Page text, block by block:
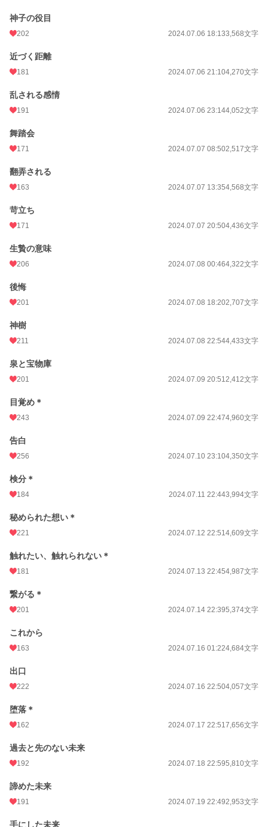
神子の役目
202 2024.07.06 18:133,568文字
近づく距離
181 2024.07.06 21:104,270文字
乱される感情
191 2024.07.06 23:144,052文字
舞踏会
171 2024.07.07 08:502,517文字
翻弄される
163 2024.07.07 13:354,568文字
苛立ち
171 2024.07.07 20:504,436文字
生贄の意味
206 2024.07.08 00:464,322文字
後悔
201 2024.07.08 18:202,707文字
神樹
211 2024.07.08 22:544,433文字
泉と宝物庫
201 2024.07.09 20:512,412文字
目覚め＊
243 2024.07.09 22:474,960文字
告白
256 2024.07.10 23:104,350文字
検分＊
184 2024.07.11 22:443,994文字
秘められた想い＊
221 2024.07.12 22:514,609文字
触れたい、触れられない＊
181 2024.07.13 22:454,987文字
繋がる＊
201 2024.07.14 22:395,374文字
これから
163 2024.07.16 01:224,684文字
出口
222 2024.07.16 22:504,057文字
堕落＊
162 2024.07.17 22:517,656文字
過去と先のない未来
192 2024.07.18 22:595,810文字
諦めた未来
191 2024.07.19 22:492,953文字
手にした未来